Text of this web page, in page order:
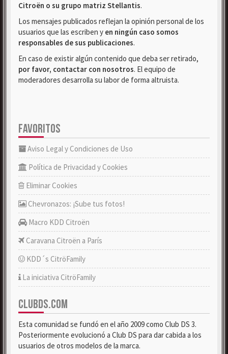
Citroën o su grupo matriz Stellantis.
Los mensajes publicados reflejan la opinión personal de los
usuarios que las escriben y en ningún caso somos
responsables de sus publicaciones.
En caso de existir algún contenido que deba ser retirado,
por favor, contactar con nosotros. El equipo de
moderadores desarrolla su labor de forma altruista.
FAVORITOS
Aviso Legal y Condiciones de Uso
Política de Privacidad y Cookies
Eliminar Cookies
Chevronazos: ¡Sube tus fotos!
Macro KDD Citroën
Caravana Citroën a París
KDD´s CitröFamily
La iniciativa CitröFamily
CLUBDS.COM
Esta comunidad se fundó en el año 2009 como Club DS 3.
Posteriormente evolucionó a Club DS para dar cabida a los
usuarios de otros modelos de la marca.